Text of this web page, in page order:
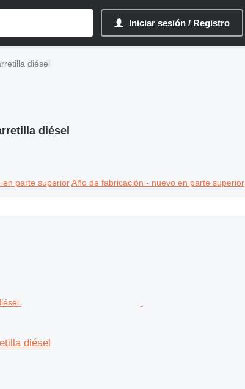
Iniciar sesión / Registro
diésel
diésel
en parte superior Año de fabricación - nuevo en parte superior
diésel